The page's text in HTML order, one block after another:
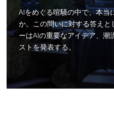
AIをめぐる喧騒の中で、本当
か。この問いに対する答えと
ーはAIの重要なアイデア、潮
ストを発表する。